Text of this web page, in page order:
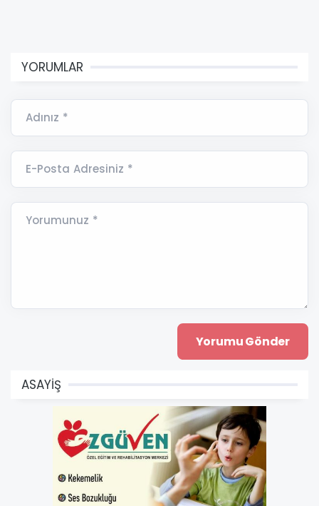
YORUMLAR
Adınız *
E-Posta Adresiniz *
Yorumunuz *
ASAYİŞ